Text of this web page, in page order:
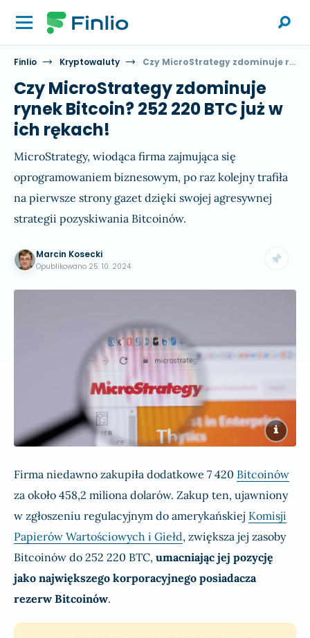
Finlio Kryptowaluty Czy MicroStrategy zdominuje rynek Bitcoin? 252 220 BTC już w ich rękach!
Czy MicroStrategy zdominuje
rynek Bitcoin? 252 220 BTC już w
ich rękach!
MicroStrategy, wiodąca firma zajmująca się
oprogramowaniem biznesowym, po raz kolejny trafiła
na pierwsze strony gazet dzięki swojej agresywnej
strategii pozyskiwania Bitcoinów.
Marcin Kosecki
Opublikowano 25. 10. 2024
Firma niedawno zakupiła dodatkowe 7 420 Bitcoinów
za około 458,2 miliona dolarów. Zakup ten, ujawniony
w zgłoszeniu regulacyjnym do amerykańskiej Komisji
Papierów Wartościowych i Giełd, zwiększa jej zasoby
Bitcoinów do 252 220 BTC, umacniając jej pozycję
jako największego korporacyjnego posiadacza
rezerw Bitcoinów.